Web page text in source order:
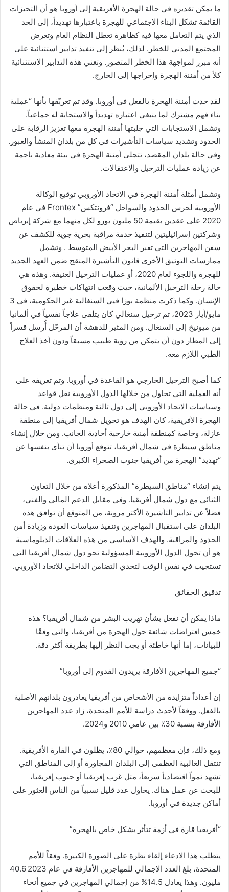
ما يمكن تقديره في حالة الهجرة الأفريقية إلى أوروبا هو أن التحيزات
القائمة تشكل البناء الاجتماعي للهجرة باعتبارها تهديداً، إلى الحد
الذي يتم التعامل معها فيه كظاهرة تعطل النظام العام وتعرض
المجتمع المدني للخطر. لذلك، يُنظر إلى تنفيذ تدابير استثنائية على
أنه مبرر لمواجهة هذا الخطر المتصور. وتعني هذه التدابير الاستثنائية
كلاً من أمننة الهجرة وإخراجها إلى الخارج.
لقد حدث أمننة الهجرة بالفعل في أوروبا. وقد تم تعريّفها بأنها “عملية
بناء فهم مشترك لما ينبغي اعتباره تهديداً والاستجابة له جماعياً.
وتشمل الاستجابات التي جلبتها أمننة الهجرة معها تعزيز الرقابة على
الحدود وتشديد سياسات التأشيرات في كل من بلدان المنشأ والعبور.
وفي حالة بلدان المقصد، تتجلى أمننة الهجرة في بيئة معادية ناجمة
عن زيادة عمليات الترحيل والاعتقالات.
وتشمل أمثلة أمننة الهجرة في الاتحاد الأوروبي توقيع الوكالة
الأوروبية لحرس الحدود والسواحل “فرونتكس” Frontex في عام
2020 على عقدين بقيمة 50 مليون يورو لكل منهما مع شركة إيرباص
وشركتين إسرائيليتين لتنفيذ خدمة مراقبة بحرية جوية للكشف عن
سفن المهاجرين التي تعبر البحر الأبيض المتوسط . وتشمل
ممارسات التوثيق الأخرى قانون التأشيرة المنقح ضمن العهد الجديد
للهجرة واللجوء لعام 2020، أو عمليات الترحيل العنيفة. وهذه هي
حالة رحلة الترحيل الألمانية، حيث وقعت انتهاكات خطيرة لحقوق
الإنسان. وكما ذكرت منظمة بوزا فيي السنغالية غير الحكومية، في 3
مايو/أيار 2023، تم ترحيل سنغالي كان يتلقى علاجاً نفسياً في ألمانيا
من ميونيخ إلى السنغال. ومن المثير للدهشة أن المرحّل أُرسل قسراً
إلى المطار دون أن يتمكن من رؤية طبيب مسبقاً ودون أخذ العلاج
الطبي اللازم معه.
كما أصبح الترحيل الخارجي هو القاعدة في أوروبا. وتم تعريفه على
أنه العملية التي تحاول من خلالها الدول الأوروبية نقل قواعد
وسياسات الاتحاد الأوروبي إلى دول ثالثة ومنظمات دولية. في حالة
الهجرة الأفريقية، كان الهدف هو تحويل شمال أفريقيا إلى منطقة
عازلة، وخاصة كمنطقة أمنية خارجية أحادية الجانب. ومن خلال إنشاء
مناطق سيطرة في شمال أفريقيا، تتوقع أوروبا أن تنأى بنفسها عن
“تهديد” الهجرة من أفريقيا جنوب الصحراء الكبرى.
يتم إنشاء “مناطق السيطرة” المذكورة أعلاه من خلال التعاون
الثنائي مع دول شمال أفريقيا. وفي مقابل الدعم المالي والفني،
فضلاً عن تدابير التأشيرة الأكثر مرونة، من المتوقع أن توافق هذه
البلدان على استقبال المهاجرين وتنفيذ سياسات العودة وزيادة أمن
الحدود والمراقبة. والهدف الأساسي من هذه العلاقات الدبلوماسية
هو أن تحول الدول الأوروبية المسؤولية نحو دول شمال أفريقيا التي
تستجيب في نفس الوقت لتحدي التضامن الداخلي للاتحاد الأوروبي.
تدقيق الحقائق
ماذا يمكن أن نفعل بشأن تهريب البشر من شمال أفريقيا؟ هذه
خمس افتراضات شائعة حول الهجرة من أفريقيا، والتي وفقًا
للبيانات، إما أنها خاطئة أو يجب النظر إليها بطريقة أكثر دقة.
“جميع المهاجرين الأفارقة يريدون القدوم إلى أوروبا”
إن أعداداً متزايدة من الأشخاص من أفريقيا يغادرون بلدانهم الأصلية
بالفعل. ووفقاً لأحدث دراسة للأمم المتحدة، زاد عدد المهاجرين
الأفارقة بنسبة 30٪ بين عامي 2010 و2024.
ومع ذلك، فإن معظمهم، حوالي 80٪، يظلون في القارة الأفريقية.
تنتقل الغالبية العظمى إلى البلدان المجاورة أو إلى المناطق التي
تشهد نمواً اقتصادياً سريعاً، مثل غرب إفريقيا أو جنوب إفريقيا،
للبحث عن عمل هناك. يحاول عدد قليل نسبياً من الناس العثور على
أماكن جديدة في أوروبا.
“أفريقيا قارة في أزمة تتأثر بشكل خاص بالهجرة”
يتطلب هذا الادعاء إلقاء نظرة على الصورة الكبيرة. وفقاً للأمم
المتحدة، بلغ العدد الإجمالي للمهاجرين الأفارقة في عام 2023 40.6
مليون. وهذا يعادل 14.5% من إجمالي المهاجرين في جميع أنحاء